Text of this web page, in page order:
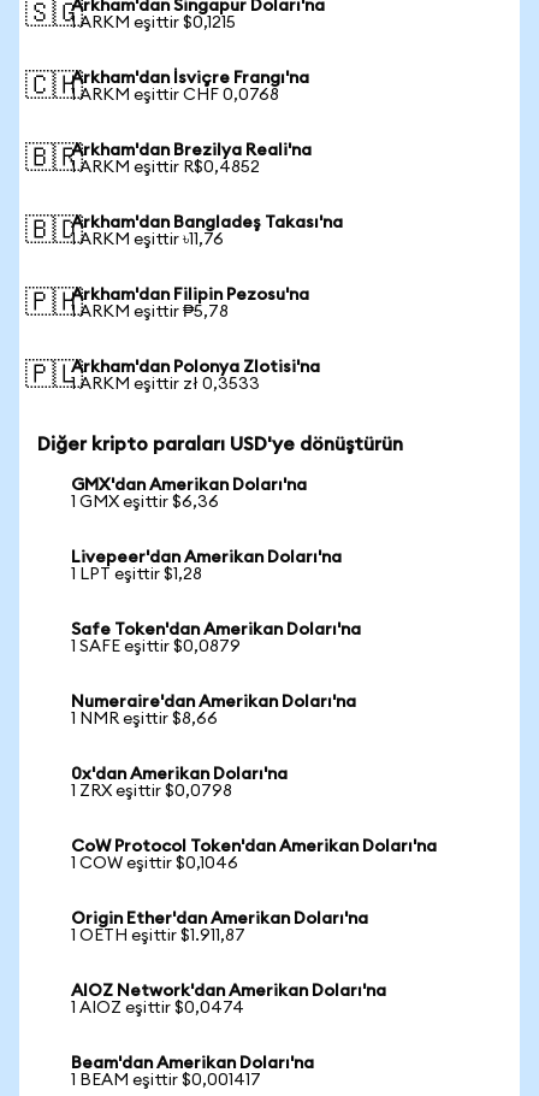
🇸🇬Arkham'dan Singapur Doları'na
1 ARKM eşittir $0,1215
🇨🇭Arkham'dan İsviçre Frangı'na
1 ARKM eşittir CHF 0,0768
🇧🇷Arkham'dan Brezilya Reali'na
1 ARKM eşittir R$0,4852
🇧🇩Arkham'dan Bangladeş Takası'na
1 ARKM eşittir ৳11,76
🇵🇭Arkham'dan Filipin Pezosu'na
1 ARKM eşittir ₱5,78
🇵🇱Arkham'dan Polonya Zlotisi'na
1 ARKM eşittir zł 0,3533
Diğer kripto paraları USD'ye dönüştürün
GMX'dan Amerikan Doları'na
1 GMX eşittir $6,36
Livepeer'dan Amerikan Doları'na
1 LPT eşittir $1,28
Safe Token'dan Amerikan Doları'na
1 SAFE eşittir $0,0879
Numeraire'dan Amerikan Doları'na
1 NMR eşittir $8,66
0x'dan Amerikan Doları'na
1 ZRX eşittir $0,0798
CoW Protocol Token'dan Amerikan Doları'na
1 COW eşittir $0,1046
Origin Ether'dan Amerikan Doları'na
1 OETH eşittir $1.911,87
AIOZ Network'dan Amerikan Doları'na
1 AIOZ eşittir $0,0474
Beam'dan Amerikan Doları'na
1 BEAM eşittir $0,001417